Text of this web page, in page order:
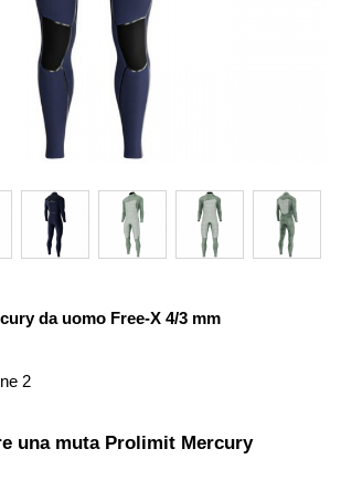
da uomo Free-X 4/3 mm
2
una muta Prolimit Mercury